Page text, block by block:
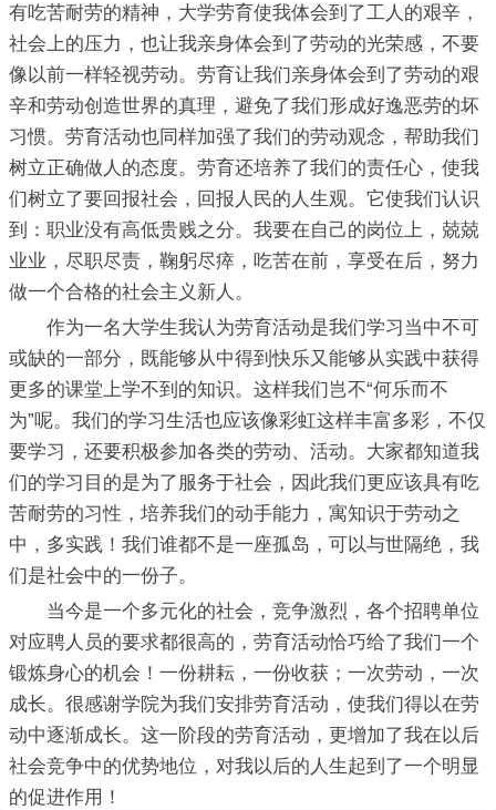
有吃苦耐劳的精神，大学劳育使我体会到了工人的艰辛，
社会上的压力，也让我亲身体会到了劳动的光荣感，不要
像以前一样轻视劳动。劳育让我们亲身体会到了劳动的艰
辛和劳动创造世界的真理，避免了我们形成好逸恶劳的坏
习惯。劳育活动也同样加强了我们的劳动观念，帮助我们
树立正确做人的态度。劳育还培养了我们的责任心，使我
们树立了要回报社会，回报人民的人生观。它使我们认识
到：职业没有高低贵贱之分。我要在自己的岗位上，兢兢
业业，尽职尽责，鞠躬尽瘁，吃苦在前，享受在后，努力
做一个合格的社会主义新人。
作为一名大学生我认为劳育活动是我们学习当中不可
或缺的一部分，既能够从中得到快乐又能够从实践中获得
更多的课堂上学不到的知识。这样我们岂不“何乐而不
为”呢。我们的学习生活也应该像彩虹这样丰富多彩，不仅
要学习，还要积极参加各类的劳动、活动。大家都知道我
们的学习目的是为了服务于社会，因此我们更应该具有吃
苦耐劳的习性，培养我们的动手能力，寓知识于劳动之
中，多实践！我们谁都不是一座孤岛，可以与世隔绝，我
们是社会中的一份子。
当今是一个多元化的社会，竞争激烈，各个招聘单位
对应聘人员的要求都很高的，劳育活动恰巧给了我们一个
锻炼身心的机会！一份耕耘，一份收获；一次劳动，一次
成长。很感谢学院为我们安排劳育活动，使我们得以在劳
动中逐渐成长。这一阶段的劳育活动，更增加了我在以后
社会竞争中的优势地位，对我以后的人生起到了一个明显
的促进作用！